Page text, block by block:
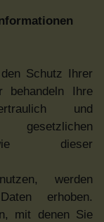
Schutz Ihrer
behandeln Ihre
und
dieser
werden
erhoben.
mit denen Sie